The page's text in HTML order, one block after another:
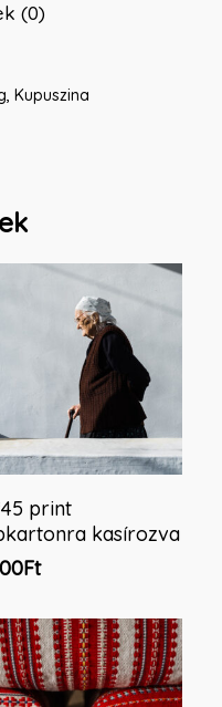
(0)
Kupuszina
Kosárba Teszem
print
kasírozva
Ft